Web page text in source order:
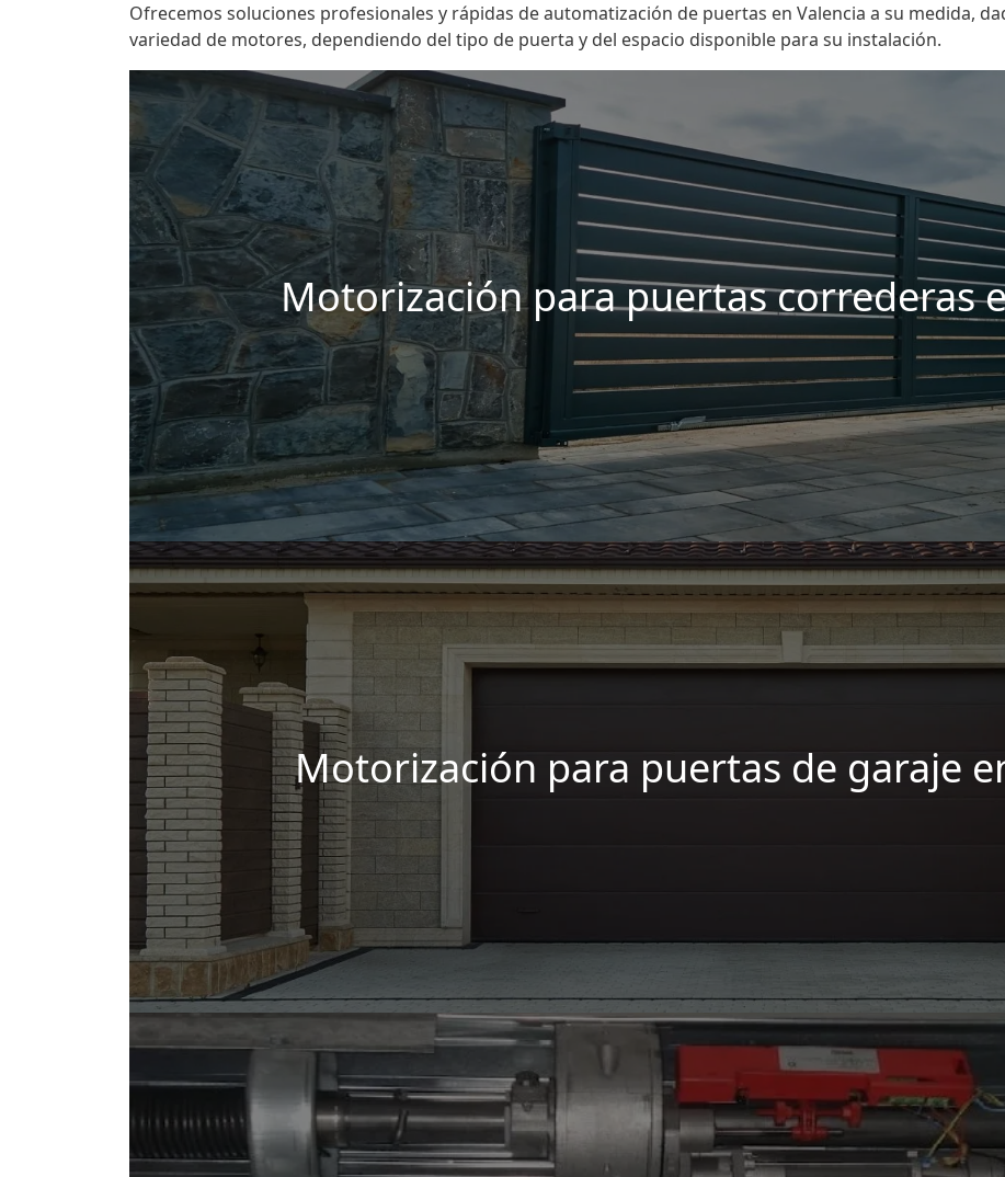
Ofrecemos soluciones profesionales y rápidas de automatización de puertas en Valencia a su medida,
variedad de motores, dependiendo del tipo de puerta y del espacio disponible para su instalación.
Motorización para puertas correderas
Motorización para puertas de garaje